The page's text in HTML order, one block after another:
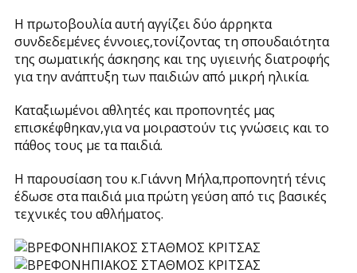
Η πρωτοβουλία αυτή αγγίζει δύο άρρηκτα
συνδεδεμένες έννοιες,τονίζοντας τη σπουδαιότητα
της σωματικής άσκησης και της υγιεινής διατροφής
για την ανάπτυξη των παιδιών από μικρή ηλικία.
Καταξιωμένοι αθλητές και προπονητές μας
επισκέφθηκαν,για να μοιραστούν τις γνώσεις και το
πάθος τους με τα παιδιά.
Η παρουσίαση του κ.Γιάννη Μήλα,προπονητή τένις
έδωσε στα παιδιά μια πρώτη γεύση από τις βασικές
τεχνικές του αθλήματος.